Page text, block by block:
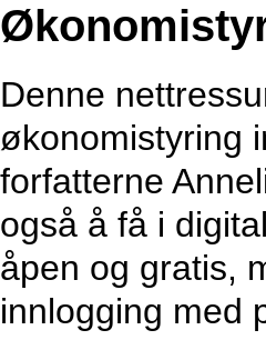
Denne
økonomistyring
forfatterne
også å få i
åpen og gratis,
innlogging med